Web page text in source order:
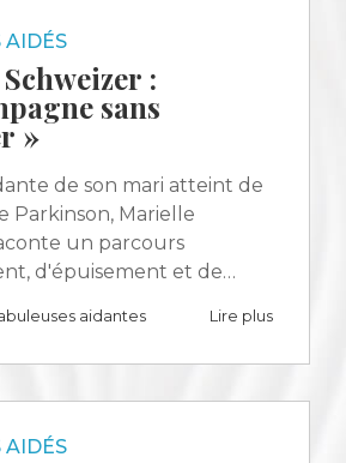
AIDÉS
:
sans
»
de son mari atteint de
Parkinson, Marielle
un parcours
d'épuisement et de…
aidantes Lire plus
AIDÉS